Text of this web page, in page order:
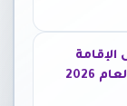
الإقامة